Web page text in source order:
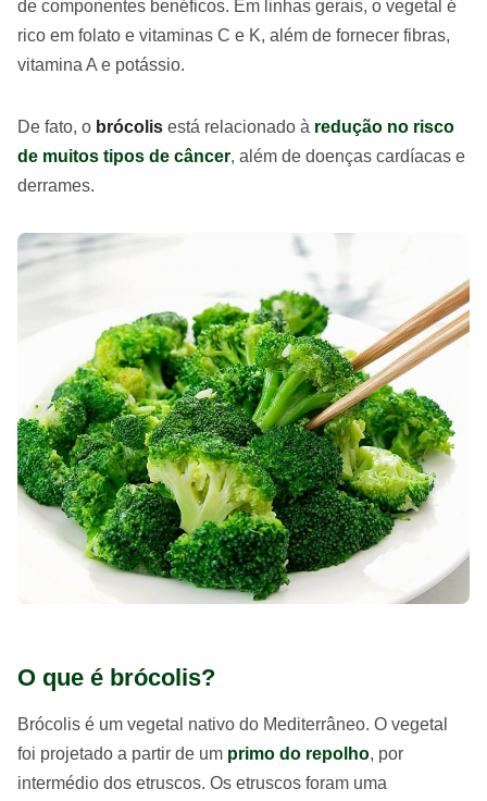
de componentes benéficos. Em linhas gerais, o vegetal é
rico em folato e vitaminas C e K, além de fornecer fibras,
vitamina A e potássio.
De fato, o brócolis está relacionado à redução no risco
de muitos tipos de câncer, além de doenças cardíacas e
derrames.
O que é brócolis?
Brócolis é um vegetal nativo do Mediterrâneo. O vegetal
foi projetado a partir de um primo do repolho, por
intermédio dos etruscos. Os etruscos foram uma